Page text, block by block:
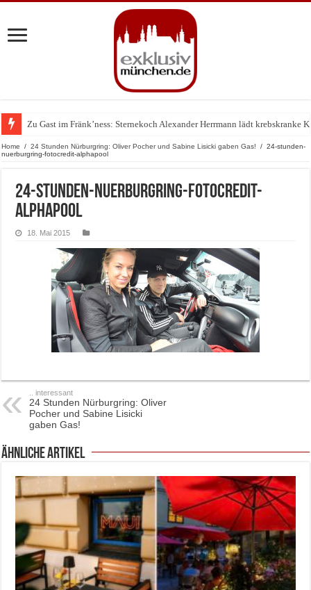
Zu Gast im Fränk’ness: Sternekoch Alexander Herrmann lädt krebskranke
Warum München gerade zum Treffpunkt der Lingerie-Branche wurde
Home / 24 Stunden Nürburgring: Oliver Pocher und Sabine Lisicki gaben Gas! / 24-stunden-
nuerburgring-fotocredit-alphapool
24-stunden-nuerburgring-fotocredit-
alphapool
18. Mai 2015
.. interessant
24 Stunden Nürburgring: Oliver
Pocher und Sabine Lisicki
gaben Gas!
ähnliche Artikel